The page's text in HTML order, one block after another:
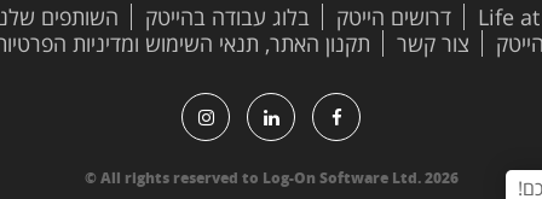
Life דרושים הייטק בלוג עבודה בהייטק
השותפים
צור קשר תקנון האתר, תנאי השימוש ומדיניות
All rights reserved to Log-On Software Ltd. 2026 ©